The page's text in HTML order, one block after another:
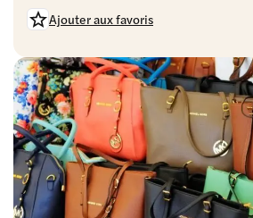
Ajouter aux favoris